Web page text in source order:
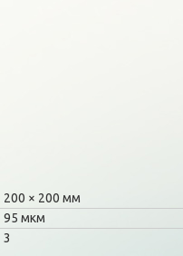
200
200 мм
95 мкм
3